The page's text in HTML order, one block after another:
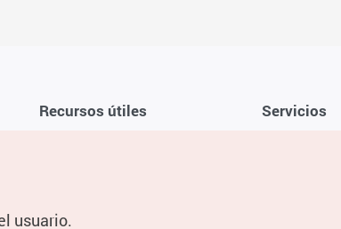
Recursos útiles
Guías digitales
Servicios
usuario.